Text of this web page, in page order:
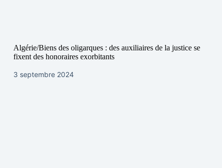
Algérie/Biens des oligarques : des auxiliaires de la justice se
fixent des honoraires exorbitants
3 septembre 2024